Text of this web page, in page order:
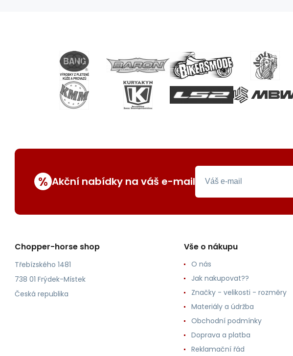
% Akční nabídky na váš e-mail
Chopper-horse shop
Třebízského 1481
738 01 Frýdek-Místek
Česká republika
Vše o nákupu
O nás
Jak nakupovat??
Značky - velikosti - rozměry
Materiály a údržba
Obchodní podmínky
Doprava a platba
Reklamační řád